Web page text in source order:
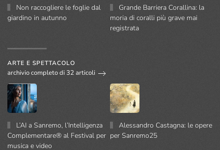
Non raccogliere le foglie dal
giardino in autunno
Grande Barriera Corallina: la
moria di coralli più grave mai
registrata
ARTE E SPETTACOLO
archivio completo di 32 articoli
L’AI a Sanremo, l’Intelligenza
Complementare® al Festival per
musica e video
Alessandro Castagna: le opere
per Sanremo25